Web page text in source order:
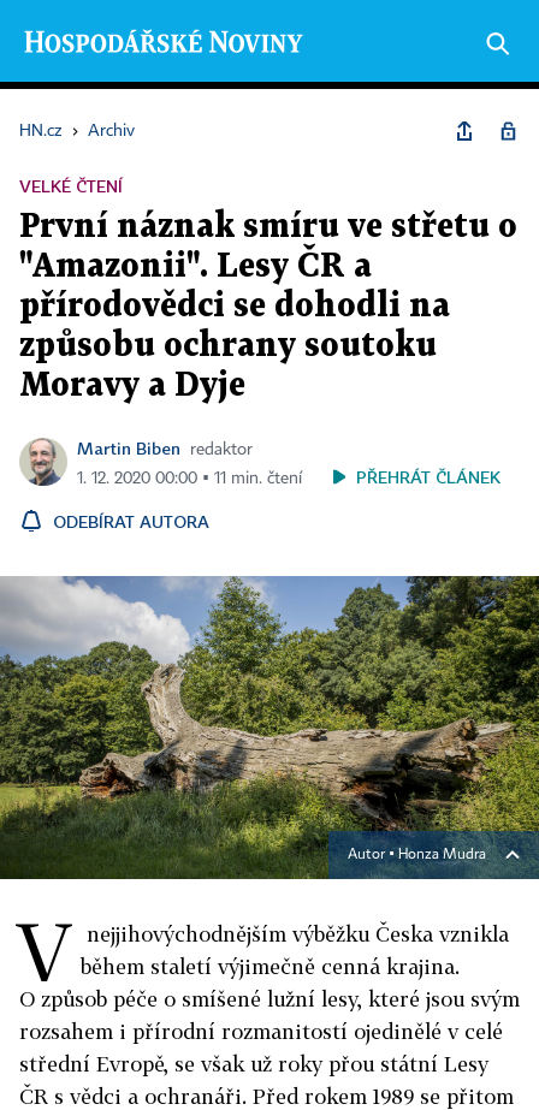
HN.cz › Archiv
VELKÉ ČTENÍ
První náznak smíru ve střetu o
"Amazonii". Lesy ČR a
přírodovědci se dohodli na
způsobu ochrany soutoku
Moravy a Dyje
Martin Biben
redaktor
1. 12. 2020 00:00 ▪ 11 min. čtení
PŘEHRÁT ČLÁNEK
ODEBÍRAT AUTORA
Autor ▪Honza Mudra
V nejjihovýchodnějším výběžku Česka vznikla
během staletí výjimečně cenná krajina.
O způsob péče o smíšené lužní lesy, které jsou svým
rozsahem i přírodní rozmanitostí ojedinělé v celé
střední Evropě, se však už roky přou státní Lesy
ČR s vědci a ochranáři. Před rokem 1989 se přitom